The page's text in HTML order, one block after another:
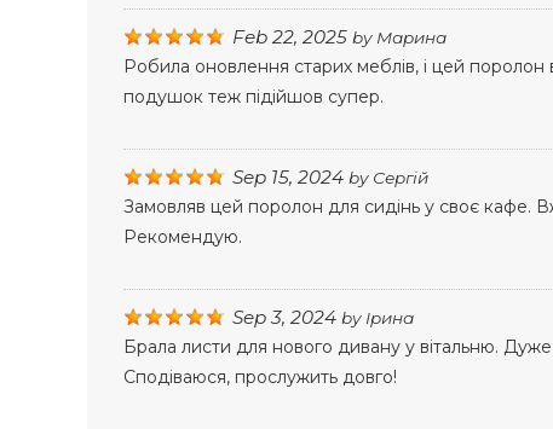
Feb 22, 2025 by Марина
Робила оновлення старих меблів, і цей
подушок теж підійшов супер.
Sep 15, 2024 by Сергій
Замовляв цей поролон для сидінь у своє кафе.
Рекомендую.
Sep 3, 2024 by Ірина
Брала листи для нового дивану у вітальню.
Сподіваюся, прослужить довго!